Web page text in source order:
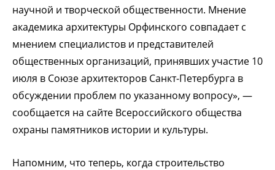
научной и творческой общественности. Мнение
академика архитектуры Орфинского совпадает с
мнением специалистов и представителей
общественных организаций, принявших участие 10
июля в Союзе архитекторов Санкт-Петербурга в
обсуждении проблем по указанному вопросу», —
сообщается на сайте Всероссийского общества
охраны памятников истории и культуры.
Напомним, что теперь, когда строительство